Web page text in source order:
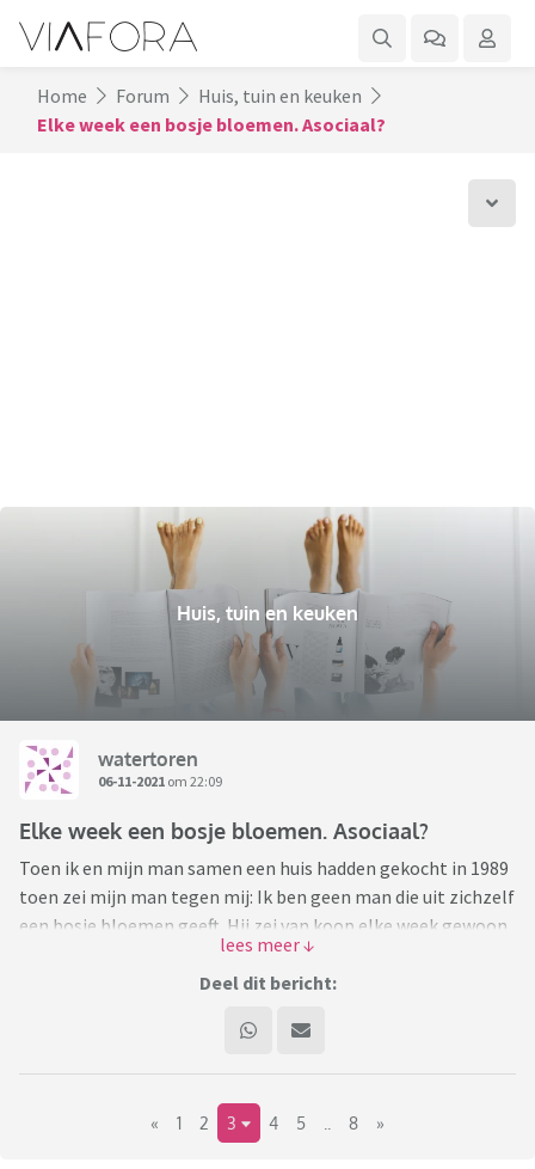
Home Forum
Huis, tuin en keuken
Elke week een bosje bloemen. Asociaal?
Huis, tuin en keuken
watertoren
06-11-2021 om 22:09
Elke week een bosje bloemen. Asociaal?
Toen ik en mijn man samen een huis hadden gekocht in 1989
toen zei mijn man tegen mij: Ik ben geen man die uit zichzelf
een bosje bloemen geeft. Hij zei van koop elke week gewoon
zelf een bosje bloemen. Het staat mooi en mijn ouders
deden het ook zo. Dus dat ben ik ook zo gaan doen. Al die
Nu ben ik iemand tegen gekomen die dat asociaal vind van
mij. Niet dat ik me er iets van aantrek of zo maar
snijbloemen zijn niet goed voor het milieu zegt ze.
Deel dit bericht:
« 1 2 3 4 5 8 »